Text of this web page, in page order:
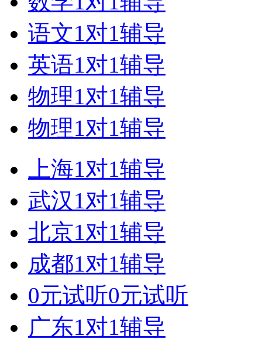
语文1对1辅导
英语1对1辅导
物理1对1辅导
物理1对1辅导
上海1对1辅导
武汉1对1辅导
北京1对1辅导
成都1对1辅导
0元试听0元试听
广东1对1辅导